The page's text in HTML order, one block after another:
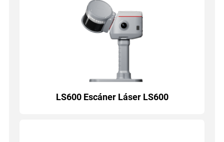
LS600 Escáner Láser LS600